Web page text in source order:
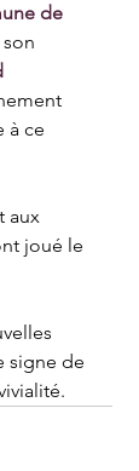
de
à ce
aux
joué le
signe de